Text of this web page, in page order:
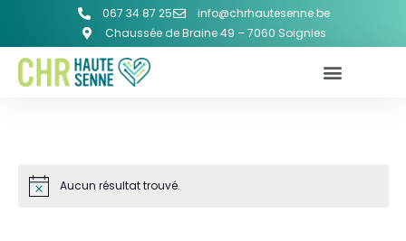
067 34 87 25
info@chrhautesenne.be
Chaussée de Braine 49 – 7060 Soignies
Aucun résultat trouvé.